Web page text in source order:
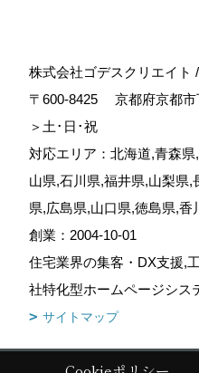
株式会社ゴデスクリエイト
〒600-8425
京都府京都
＞土･日･祝
対応エリア：北海道,青森
山県,石川県,福井県,山梨県
県,広島県,山口県,徳島県,
創業：2004-10-01
住宅業界の集客・DX支援,
社特化型ホームページシス
サイトマップ
Copyright (c) GODDESS